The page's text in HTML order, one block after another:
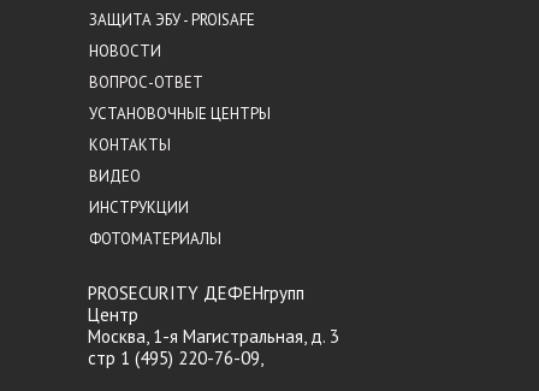
ЗАЩИТА ЭБУ - PROISAFE
НОВОСТИ
ВОПРОС-ОТВЕТ
УСТАНОВОЧНЫЕ ЦЕНТРЫ
КОНТАКТЫ
ВИДЕО
ИНСТРУКЦИИ
ФОТОМАТЕРИАЛЫ
PROSECURITY ДЕФЕНгрупп
Центр
Москва, 1-я Магистральная, д. 3
стр 1 (495) 220-76-09,